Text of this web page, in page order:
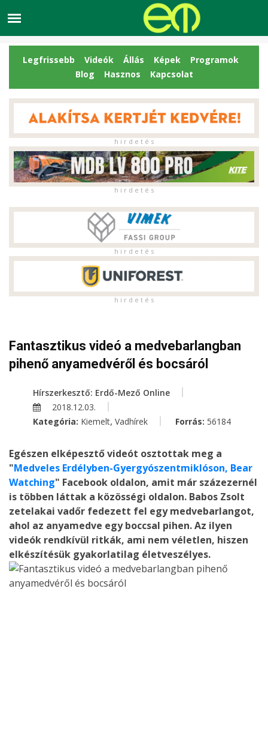
Legfrissebb Videók Állás Képek
Programok
Blog
Hasznos Kapcsolat
h i r d e t é s
h i r d e t é s
h i r d e t é s
h i r d e t é s
Fantasztikus videó a medvebarlangban
pihenő anyamedvéről és bocsáról
Hírszerkesztő: Erdő-Mező Online
2018.12.03.
Kategória: Kiemelt, Vadhírek Forrás: 56184
Egészen elképesztő videót osztottak meg a
"Medveles Erdélyben-Gyergyószentmiklóson, Bear
Watching" Facebook oldalon, amit már százezernél
is többen láttak a közösségi oldalon. Babos Zsolt
zetelakai vadőr fedezett fel egy medvebarlangot,
ahol az anyamedve egy boccsal pihen. Az ilyen
videók rendkívül ritkák, ami nem véletlen, hiszen
elkészítésük gyakorlatilag életveszélyes.